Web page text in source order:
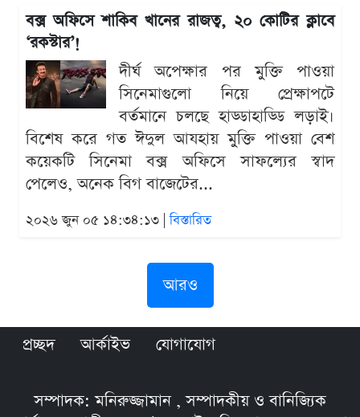
বক্স অফিসে শাকিব খানের রাজত্ব, ২০ কোটির ক্লাবে
‘রকস্টার’!
দীর্ঘ অপেক্ষার পর মুক্তি পাওয়া
সিনেমাগুলো নিয়ে প্রেক্ষাপটে
বর্তমানে চলছে হাড্ডাহাড্ডি লড়াই।
বিশেষ করে গত ঈদুল আযহায় মুক্তি পাওয়া বেশ
কয়েকটি সিনেমা বক্স অফিসে সাফল্যের স্বাদ
পেলেও, অনেক বিগ বাজেটের...
২০২৬ জুন ০৫ ১৪:৩৪:১৩ |বিস্তারিত
আরও
প্রচ্ছদ আর্কাইভ যোগাযোগ
সম্পাদক: মনিরুজ্জামান , সম্পাদকীয় ও বানিজ্যিক